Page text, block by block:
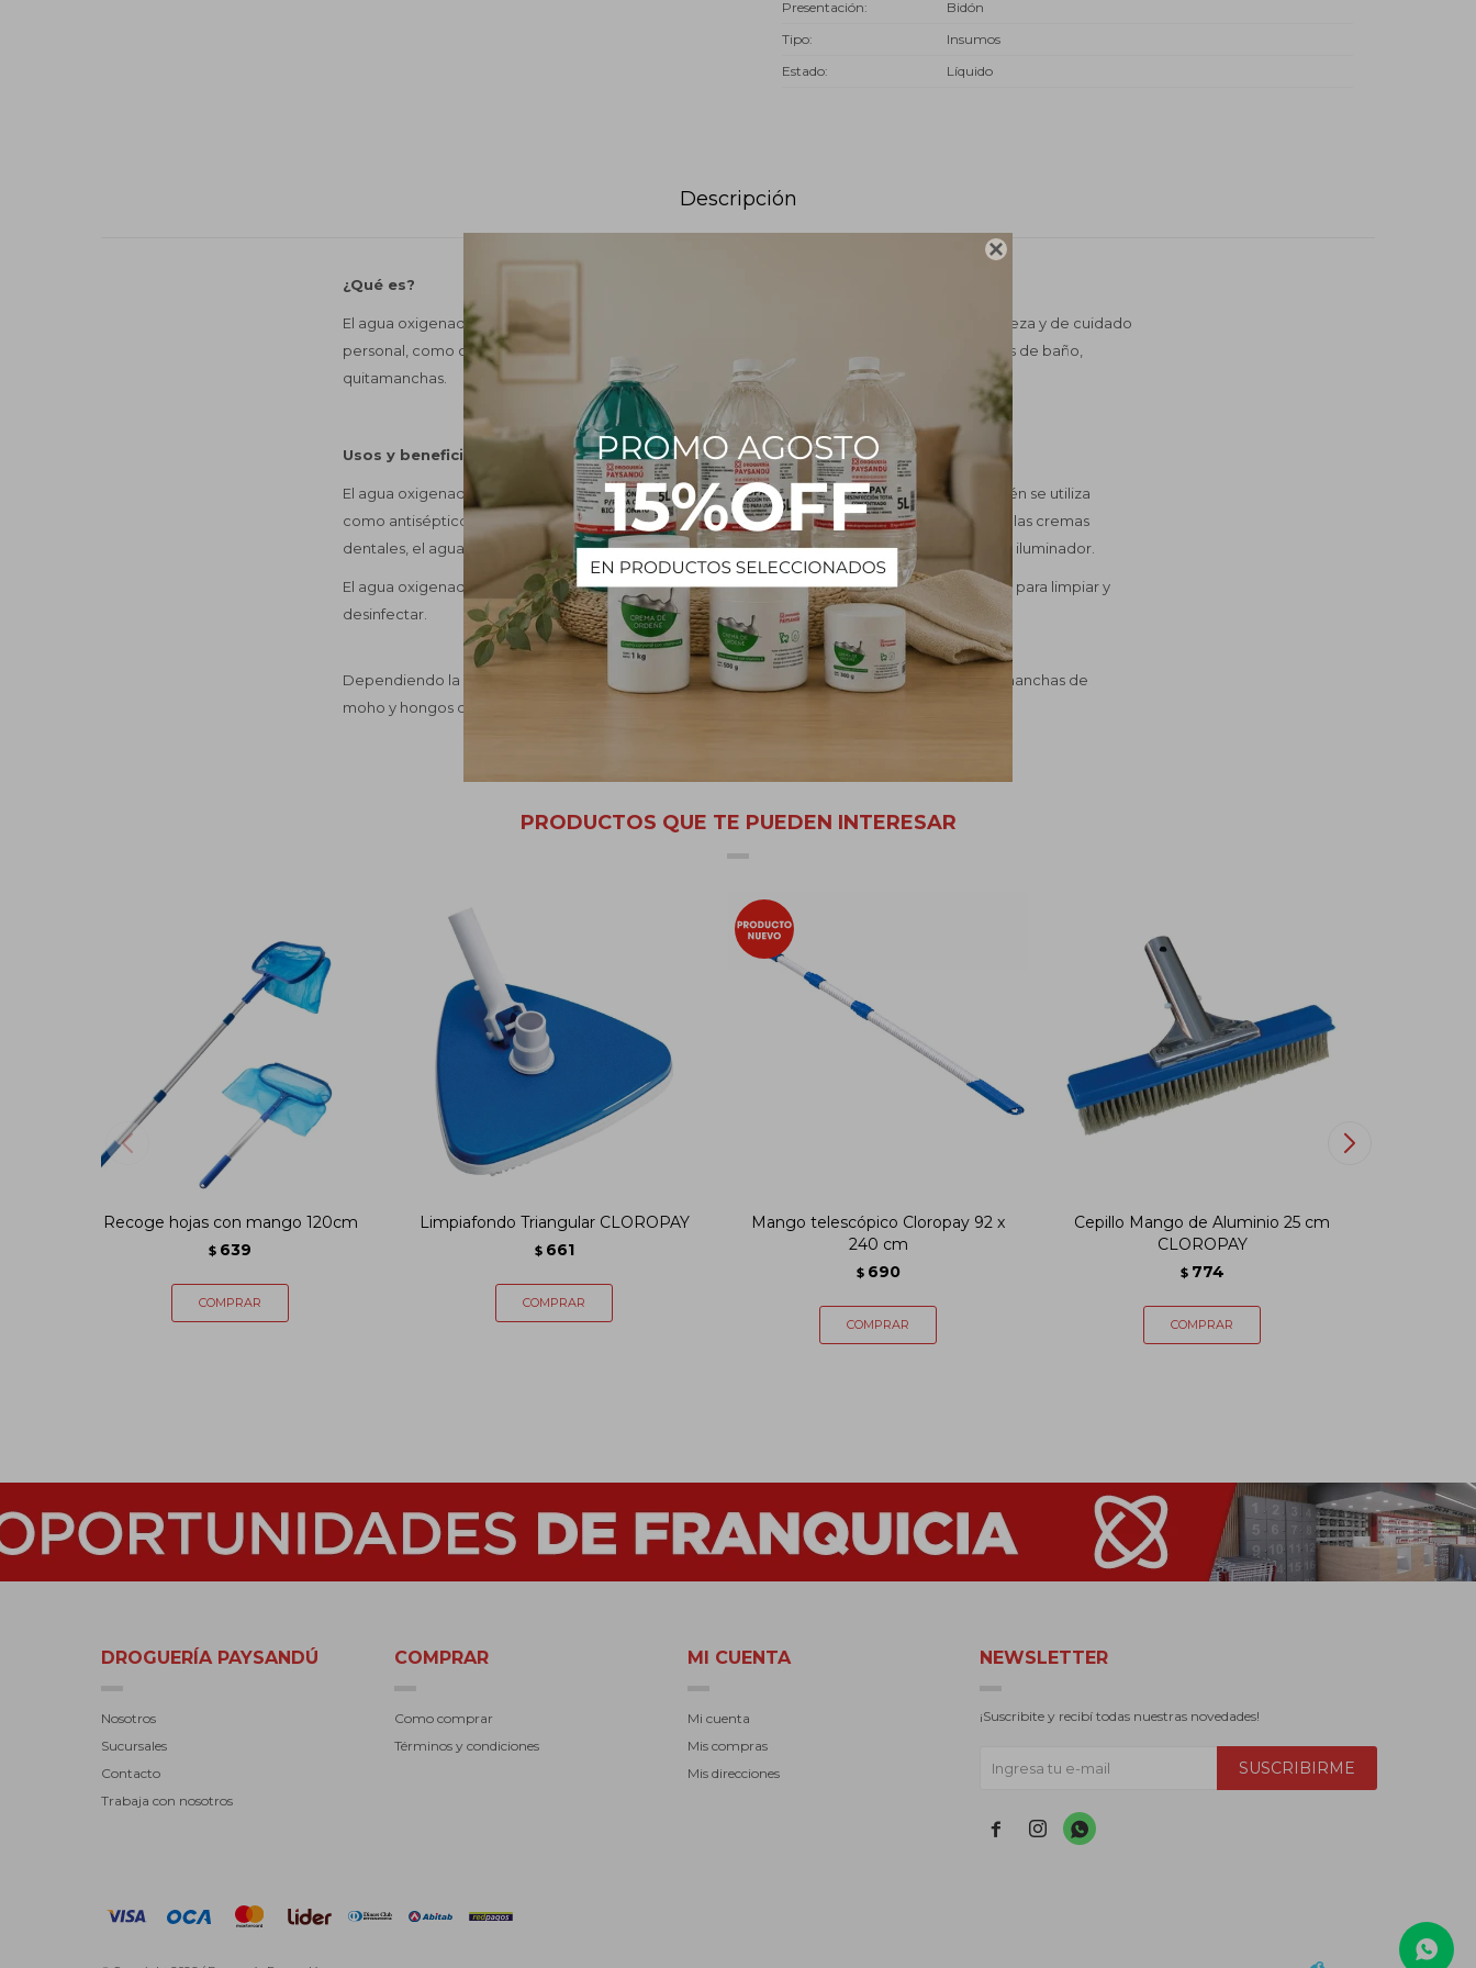

Presentación
Bidón
Tipo
Insumos
Estado
Líquido
Descripción
¿Qué es?
El agua oxigenada, un producto incoloro, se utiliza en una amplia gama de productos de limpieza y de cuidado
personal, como colorantes y blanqueadores, cremas dentales, enjuagues bucales, limpiadores de baño,
quitamanchas.
Usos y beneficios
El agua oxigenada se usa como un agente antimicrobiano y como un agente oxidante. También se utiliza
como antiséptico de venta libre. En los productos de cuidado personal, como los colorantes y las cremas
dentales, el agua oxigenada funciona como un agente oxidante con un efecto blanqueador e iluminador.
El agua oxigenada se utiliza en toda la industria del cuidado de la salud y por los consumidores para limpiar y
desinfectar.
Dependiendo la concentración, en el hogar también puede utilizarse para ayudar a eliminar manchas de
moho y hongos de los lavavajillas.
PRODUCTOS QUE TE PUEDEN INTERESAR
Recoge hojas con mango 120cm
$ 639
Limpiafondo Triangular CLOROPAY
$ 661
Mango telescópico Cloropay 92 x
240 cm
$ 690
Cepillo Mango de Aluminio 25 cm
CLOROPAY
$ 774
DROGUERÍA PAYSANDÚ
Nosotros
Sucursales
Contacto
Trabaja con nosotros
COMPRAR
Como comprar
Términos y condiciones
MI CUENTA
Mi cuenta
Mis compras
Mis direcciones
NEWSLETTER
¡Suscribite y recibí todas nuestras novedades!
SUSCRIBIRME
  